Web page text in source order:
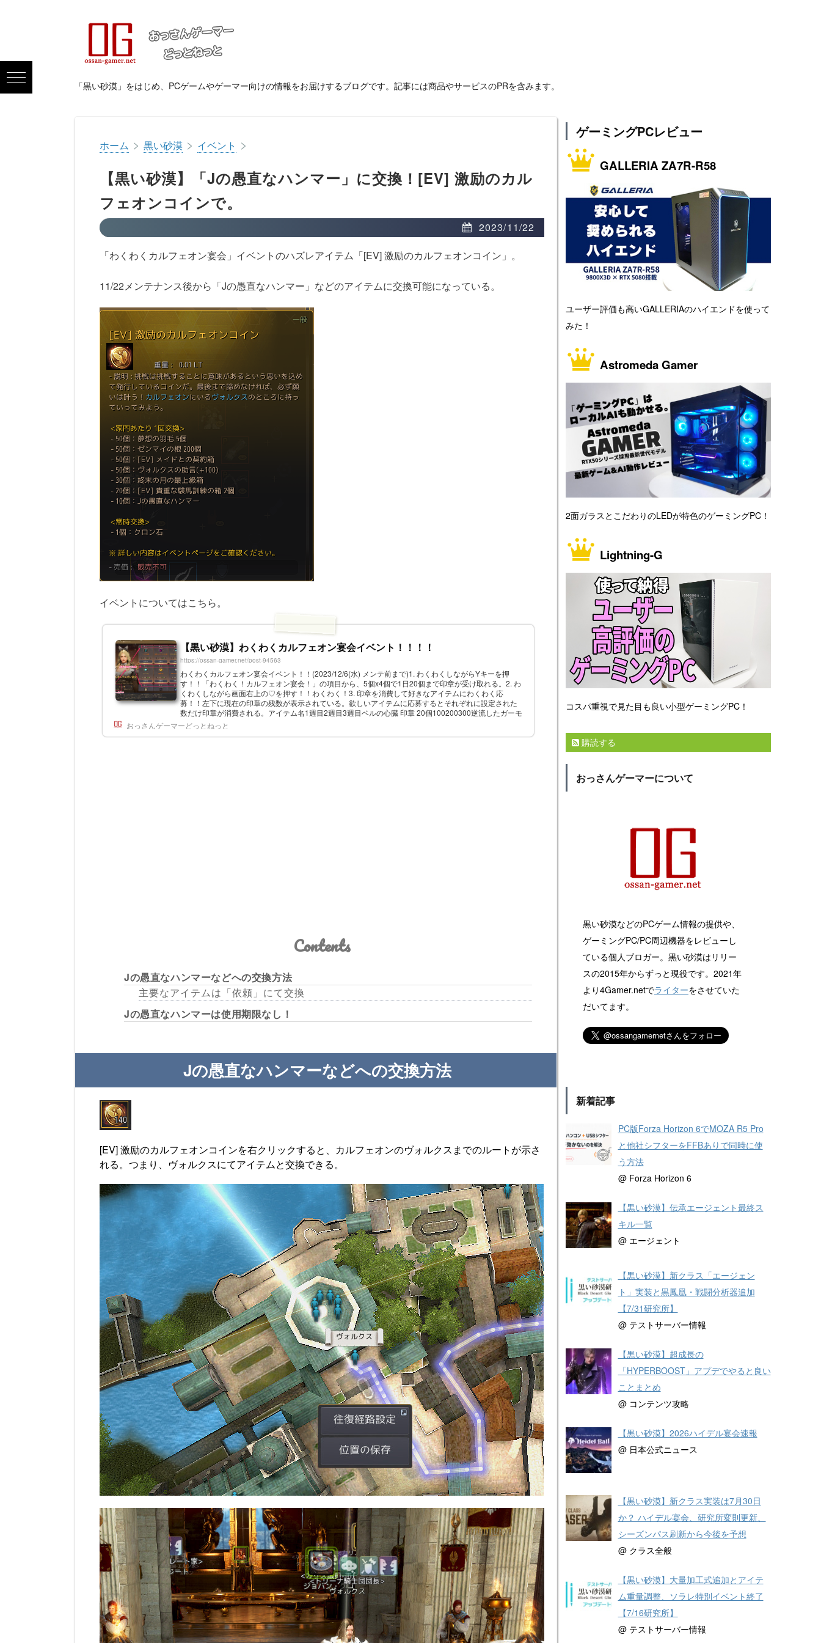
「黒い砂漠」をはじめ、PCゲームやゲーマー向けの情報をお届けするブログです。記事には商品やサービスのPRを含みます。
ホーム > 黒い砂漠 > イベント >
【黒い砂漠】「Jの愚直なハンマー」に交換！[EV] 激励のカル
フェオンコインで。
2023/11/22
「わくわくカルフェオン宴会」イベントのハズレアイテム「[EV] 激励のカルフェオンコイン」。
11/22メンテナンス後から「Jの愚直なハンマー」などのアイテムに交換可能になっている。
イベントについてはこちら。
【黒い砂漠】わくわくカルフェオン宴会イベント！！！！
https://ossan-gamer.net/post-94563
わくわくカルフェオン宴会イベント！！(2023/12/6(水) メンテ前まで)1. わくわくしながらYキーを押
す！！「わくわく！カルフェオン宴会！」の項目から、5個x4個で1日20個まで印章が受け取れる。2. わ
くわくしながら画面右上の♡を押す！！わくわく！3. 印章を消費して好きなアイテムにわくわく応
募！！左下に現在の印章の残数が表示されている。欲しいアイテムに応募するとそれぞれに設定された
数だけ印章が消費される。アイテム名1週目2週目3週目ベルの心臓 印章 20個100200300逆流したガーモ
スの心臓 印章 20個100200300クロン石の大...
おっさんゲーマーどっとねっと
Contents
Jの愚直なハンマーなどへの交換方法
主要なアイテムは「依頼」にて交換
Jの愚直なハンマーは使用期限なし！
Jの愚直なハンマーなどへの交換方法
[EV] 激励のカルフェオンコインを右クリックすると、カルフェオンのヴォルクスまでのルートが示さ
れる。つまり、ヴォルクスにてアイテムと交換できる。
ゲーミングPCレビュー
GALLERIA ZA7R-R58
ユーザー評価も高いGALLERIAのハイエンドを使って
みた！
Astromeda Gamer
2面ガラスとこだわりのLEDが特色のゲーミングPC！
Lightning-G
コスパ重視で見た目も良い小型ゲーミングPC！
購読する
おっさんゲーマーについて
黒い砂漠などのPCゲーム情報の提供や、
ゲーミングPC/PC周辺機器をレビューし
ている個人ブロガー。黒い砂漠はリリー
スの2015年からずっと現役です。2021年
より4Gamer.netでライターをさせていた
だいてます。
新着記事
PC版Forza Horizon 6でMOZA R5 Pro
と他社シフターをFFBありで同時に使
う方法
@ Forza Horizon 6
【黒い砂漠】伝承エージェント最終ス
キル一覧
@ エージェント
【黒い砂漠】新クラス「エージェン
ト」実装と黒鳳凰・戦闘分析器追加
【7/31研究所】
@ テストサーバー情報
【黒い砂漠】超成長の
「HYPERBOOST」アプデでやると良い
ことまとめ
@ コンテンツ攻略
【黒い砂漠】2026ハイデル宴会速報
@ 日本公式ニュース
【黒い砂漠】新クラス実装は7月30日
か？ ハイデル宴会、研究所変則更新、
シーズンパス刷新から今後を予想
@ クラス全般
【黒い砂漠】大量加工式追加とアイテ
ム重量調整、ソラレ特別イベント終了
【7/16研究所】
@ テストサーバー情報